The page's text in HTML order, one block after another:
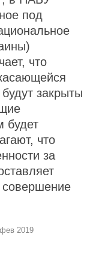
под
что
закрыты
будет
что
за
совершение
2019